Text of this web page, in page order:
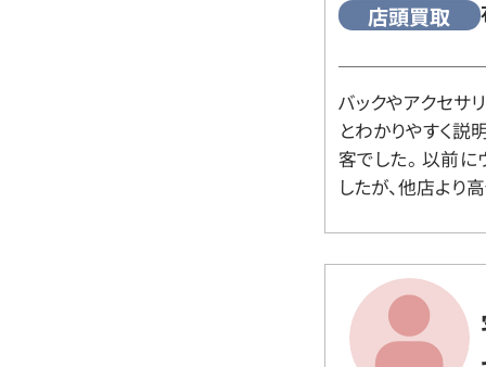
店頭買取
バックやアクセサ
とわかりやすく説
客でした。 以前
したが、他店より